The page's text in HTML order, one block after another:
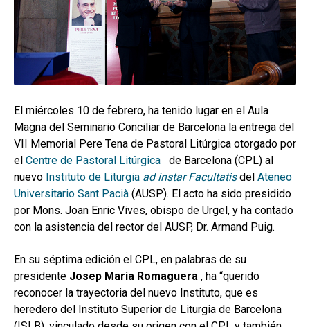
hijo
MI CUENTA
BUSCAR
CAT
El miércoles 10 de febrero, ha tenido lugar en el Aula
Magna del Seminario Conciliar de Barcelona la entrega del
VII Memorial Pere Tena de Pastoral Litúrgica otorgado por
el Centre de Pastoral Litúrgica de Barcelona (CPL) al
nuevo Instituto de Liturgia ad instarFacultatisdel Ateneo
Universitario Sant Pacià (AUSP). El acto ha sido presidido
por Mons. Joan Enric Vives, obispo de Urgel, y ha contado
con la asistencia del rector del AUSP, Dr. Armand Puig.
En su séptima edición el CPL, en palabras de su
presidente Josep Maria Romaguera , ha “querido
reconocer la trayectoria del nuevo Instituto, que es
heredero del Instituto Superior de Liturgia de Barcelona